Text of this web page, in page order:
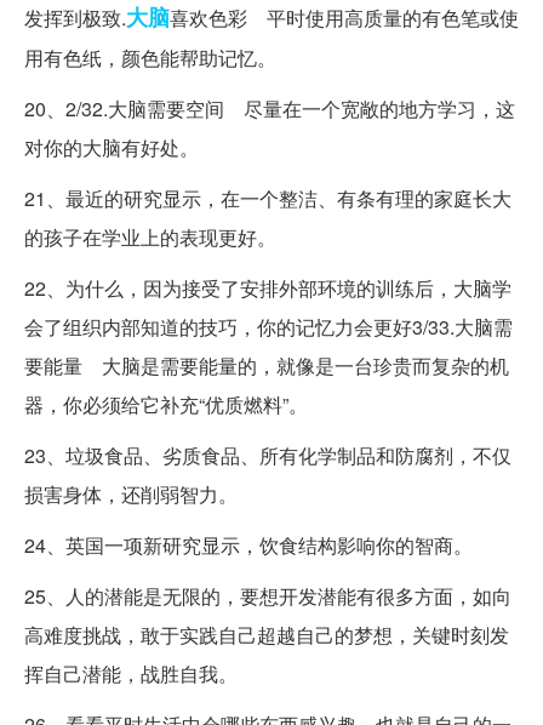
发挥到极致.大脑喜欢色彩 平时使用高质量的有色笔或使
用有色纸，颜色能帮助记忆。
20、2/32.大脑需要空间 尽量在一个宽敞的地方学习，这
对你的大脑有好处。
21、最近的研究显示，在一个整洁、有条有理的家庭长大
的孩子在学业上的表现更好。
22、为什么，因为接受了安排外部环境的训练后，大脑学
会了组织内部知道的技巧，你的记忆力会更好3/33.大脑需
要能量 大脑是需要能量的，就像是一台珍贵而复杂的机
器，你必须给它补充“优质燃料”。
23、垃圾食品、劣质食品、所有化学制品和防腐剂，不仅
损害身体，还削弱智力。
24、英国一项新研究显示，饮食结构影响你的智商。
25、人的潜能是无限的，要想开发潜能有很多方面，如向
高难度挑战，敢于实践自己超越自己的梦想，关键时刻发
挥自己潜能，战胜自我。